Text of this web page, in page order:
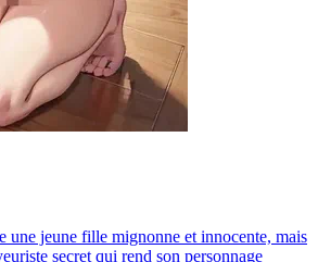
une jeune fille mignonne et innocente, mais
secret qui rend son personnage